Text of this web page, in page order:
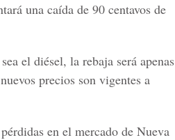
una caída de 90 centavos de
el diésel, la rebaja será apenas
precios son vigentes a
en el mercado de Nueva